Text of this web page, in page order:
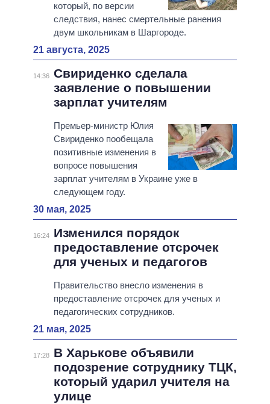
который, по версии
следствия, нанес смертельные ранения
двум школьникам в Шаргороде.
21 августа, 2025
14:36 Свириденко сделала
заявление о повышении
зарплат учителям
Премьер-министр Юлия
Свириденко пообещала
позитивные изменения в
вопросе повышения
зарплат учителям в Украине уже в
следующем году.
30 мая, 2025
16:24
Изменился порядок
предоставление отсрочек
для ученых и педагогов
Правительство внесло изменения в
предоставление отсрочек для ученых и
педагогических сотрудников.
21 мая, 2025
17:28
В Харькове объявили
подозрение сотруднику ТЦК,
который ударил учителя на
улице